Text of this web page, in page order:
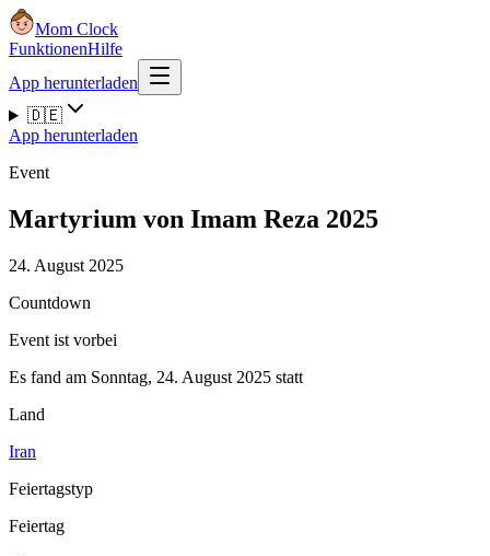
Mom Clock
FunktionenHilfe
App herunterladen
🇩🇪
App herunterladen
Event
Martyrium von Imam Reza 2025
24. August 2025
Countdown
Event ist vorbei
Es fand am Sonntag, 24. August 2025 statt
Land
Iran
Feiertagstyp
Feiertag